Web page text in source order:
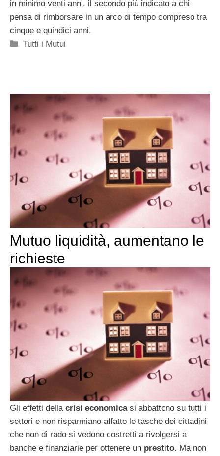
in minimo venti anni, il secondo più indicato a chi
pensa di rimborsare in un arco di tempo compreso tra
cinque e quindici anni.
Categorie
Tutti i Mutui
Mutuo liquidità, aumentano le
richieste
Gli effetti della crisi economicasi abbattono su tutti i
settori e non risparmiano affatto le tasche dei cittadini
che non di rado si vedono costretti a rivolgersi a
banche e finanziarie per ottenere un prestito. Ma non